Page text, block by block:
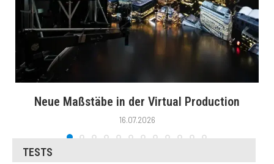
Neue Maßstäbe in der Virtual Production
16.07.2026
TESTS